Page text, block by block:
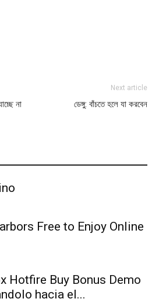
না
Next article
ডেঙ্গু: বাঁচতে হলে যা করবেন
Free to Enjoy Online
Hotfire Buy Bonus Demo
hacia el...